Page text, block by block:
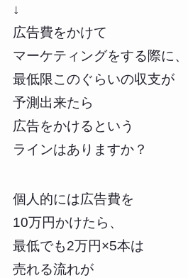
↓
広告費をかけて
マーケティングをする際に、
最低限このぐらいの収支が
予測出来たら
広告をかけるという
ラインはありますか？
個人的には広告費を
10万円かけたら、
最低でも2万円×5本は
売れる流れが